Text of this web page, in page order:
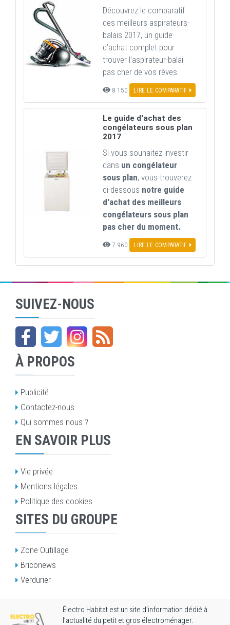
Découvrez le comparatif
des meilleurs aspirateurs-
balais 2017, un guide
d’achat complet pour
trouver l’aspirateur-balai
pas cher de vos rêves.
8 150 LIRE LE COMPARATIF
Le guide d'achat des
congélateurs sous plan
2017
Si vous souhaitez investir
dans un congélateur
sous plan, vous trouverez
ci-dessous notre guide
d'achat des meilleurs
congélateurs sous plan
pas cher du moment.
7 960 LIRE LE COMPARATIF
SUIVEZ-NOUS
À PROPOS
Publicité
Contactez-nous
Qui sommes nous ?
EN SAVOIR PLUS
Vie privée
Mentions légales
Politique des cookies
SITES DU GROUPE
Zone Outillage
Briconews
Verdurier
Électro Habitat est un site d’information dédié à
l’actualité du petit et gros électroménager.